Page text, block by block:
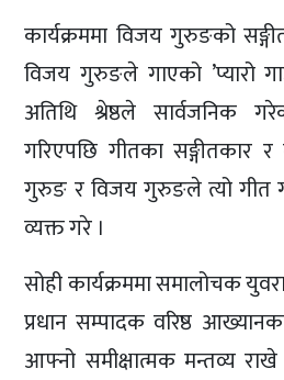
कार्यक्रममा विजय गुरुङको
विजय गुरुङले गाएको ’प्यारो
अतिथि श्रेष्ठले सार्वजनिक
गरिएपछि गीतका सङ्गीतकार
गुरुङ र विजय गुरुङले त्यो गीत
व्यक्त गरे ।
सोही कार्यक्रममा समालोचक
प्रधान सम्पादक वरिष्ठ
आफ्नो समीक्षात्मक मन्तव्य राखे